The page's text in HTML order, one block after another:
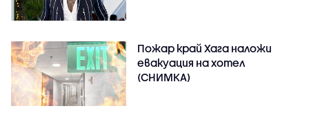
Пожар край Хага наложи
евакуация на хотел
(СНИМКА)